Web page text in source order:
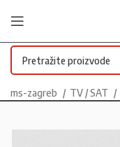
ms-zagreb TV / SAT